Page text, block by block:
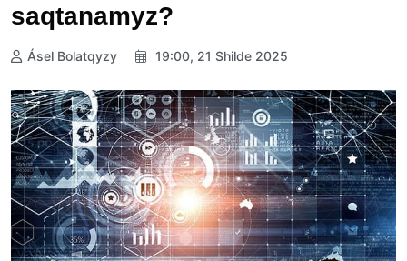
saqtanamyz?
Ásel Bolatqyzy 19:00, 21 Shilde 2025